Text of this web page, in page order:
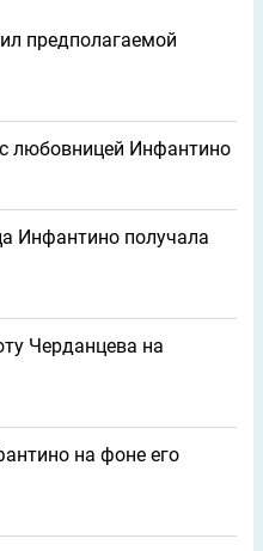
предполагаемой
любовницей Инфантино
Инфантино получала
Черданцева на
на фоне его